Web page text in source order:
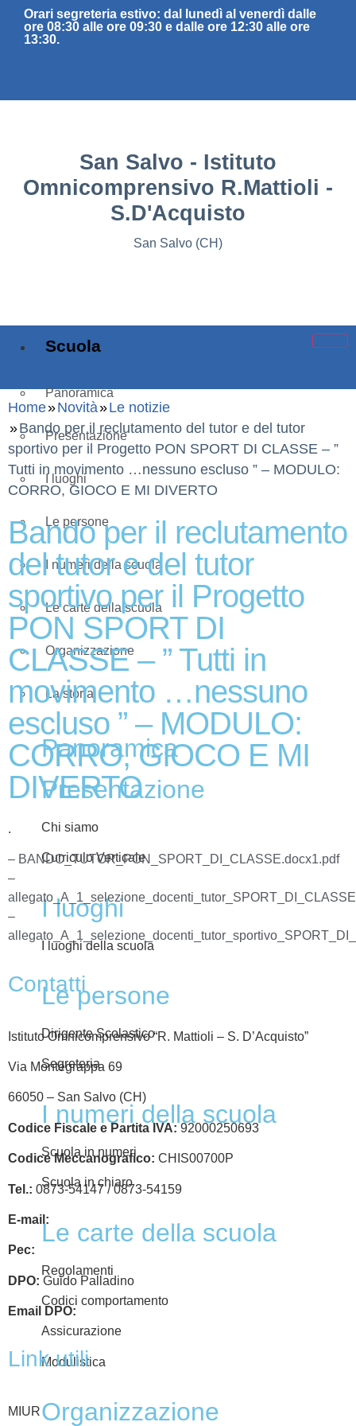
Orari segreteria estivo: dal lunedì al venerdì dalle
ore 08:30 alle ore 09:30 e dalle ore 12:30 alle ore
13:30.
San Salvo - Istituto
Omnicomprensivo R.Mattioli -
S.D'Acquisto
San Salvo (CH)
Scuola
Panoramica
Presentazione
I luoghi
Le persone
I numeri della scuola
Le carte della scuola
Organizzazione
La storia
Panoramica
Presentazione
Chi siamo
Curriculo Verticale
I luoghi
I luoghi della scuola
Le persone
Dirigente Scolastico
Segreteria
I numeri della scuola
Scuola in numeri
Scuola in chiaro
Le carte della scuola
Regolamenti
Codici comportamento
Assicurazione
Modulistica
Organizzazione
Home Novità
Le notizie
Bando per il reclutamento del tutor e del tutor
sportivo per il Progetto PON SPORT DI CLASSE – ”
Tutti in movimento …nessuno escluso ” – MODULO:
CORRO, GIOCO E MI DIVERTO
Bando per il reclutamento
del tutor e del tutor
sportivo per il Progetto
PON SPORT DI
CLASSE – ” Tutti in
movimento …nessuno
escluso ” – MODULO:
CORRO, GIOCO E MI
DIVERTO
.
– BANDO_TUTOR_PON_SPORT_DI_CLASSE.docx1.pdf
–
–
Contatti
Istituto Omnicomprensivo “R. Mattioli – S. D’Acquisto”
Via Montegrappa 69
66050 – San Salvo (CH)
Codice Fiscale e Partita IVA: 92000250693
Codice Meccanografico: CHIS00700P
Tel.: 0873-54147 /0873-54159
E-mail:
Pec:
DPO: Guido Palladino
Email DPO: guido.palladino.dpo@gmail.com
Link utili
MIUR